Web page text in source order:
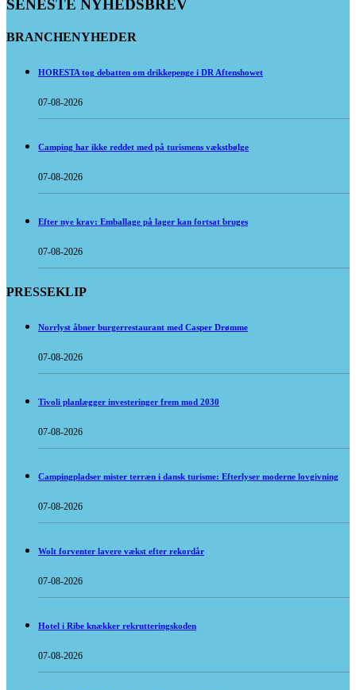
SENESTE NYHEDSBREV
BRANCHENYHEDER
HORESTA tog debatten om drikkepenge i DR Aftenshowet
07-08-2026
Camping har ikke reddet med på turismens vækstbølge
07-08-2026
Efter nye krav: Emballage på lager kan fortsat bruges
07-08-2026
PRESSEKLIP
Norrlyst åbner burgerrestaurant med Casper Drømme
07-08-2026
Tivoli planlægger investeringer frem mod 2030
07-08-2026
Campingpladser mister terræn i dansk turisme: Efterlyser moderne lovgivning
07-08-2026
Wolt forventer lavere vækst efter rekordår
07-08-2026
Hotel i Ribe knækker rekrutteringskoden
07-08-2026